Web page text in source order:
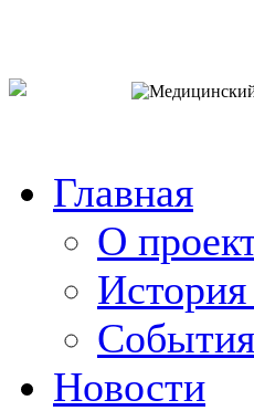
Главная
О
События
Новости